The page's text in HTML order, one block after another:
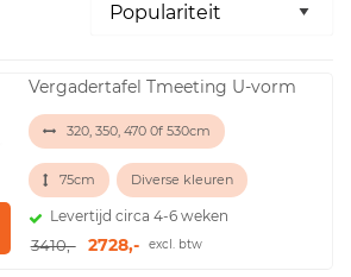
Vergadertafel Tmeeting U-vorm
320, 350, 470 0f 530cm
75cm Diverse kleuren
Levertijd circa 4-6 weken
3410,- 2728,- excl. btw